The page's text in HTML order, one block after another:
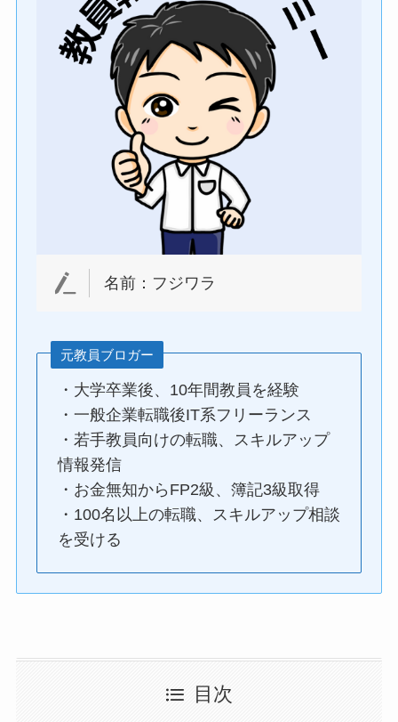
名前：フジワラ
元教員ブロガー
・大学卒業後、10年間教員を経験
・一般企業転職後IT系フリーランス
・若手教員向けの転職、スキルアップ
情報発信
・お金無知からFP2級、簿記3級取得
・100名以上の転職、スキルアップ相談
を受ける
目次